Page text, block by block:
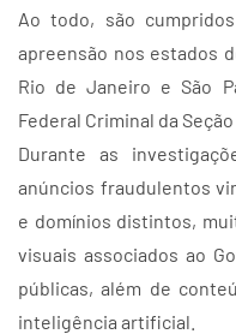
Ao todo, são
apreensão nos estados
Rio de Janeiro e São
Federal Criminal da
Durante as
anúncios fraudulentos
e domínios distintos,
visuais associados ao
públicas, além de
inteligência artificial.